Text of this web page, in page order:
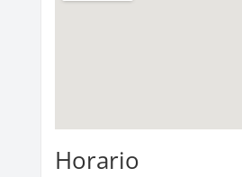
Horario